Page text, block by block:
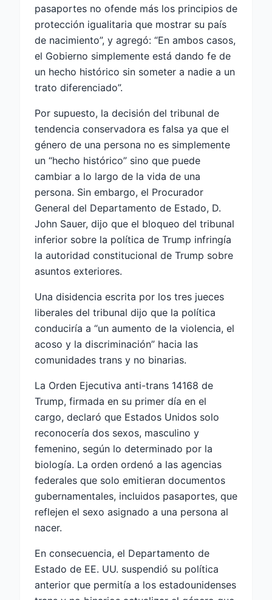
pasaportes no ofende más los principios de
protección igualitaria que mostrar su país
de nacimiento”, y agregó: “En ambos casos,
el Gobierno simplemente está dando fe de
un hecho histórico sin someter a nadie a un
trato diferenciado”.
Por supuesto, la decisión del tribunal de
tendencia conservadora es falsa ya que el
género de una persona no es simplemente
un “hecho histórico” sino que puede
cambiar a lo largo de la vida de una
persona. Sin embargo, el Procurador
General del Departamento de Estado, D.
John Sauer, dijo que el bloqueo del tribunal
inferior sobre la política de Trump infringía
la autoridad constitucional de Trump sobre
asuntos exteriores.
Una disidencia escrita por los tres jueces
liberales del tribunal dijo que la política
conduciría a “un aumento de la violencia, el
acoso y la discriminación” hacia las
comunidades trans y no binarias.
La Orden Ejecutiva anti-trans 14168 de
Trump, firmada en su primer día en el
cargo, declaró que Estados Unidos solo
reconocería dos sexos, masculino y
femenino, según lo determinado por la
biología. La orden ordenó a las agencias
federales que solo emitieran documentos
gubernamentales, incluidos pasaportes, que
reflejen el sexo asignado a una persona al
nacer.
En consecuencia, el Departamento de
Estado de EE. UU. suspendió su política
anterior que permitía a los estadounidenses